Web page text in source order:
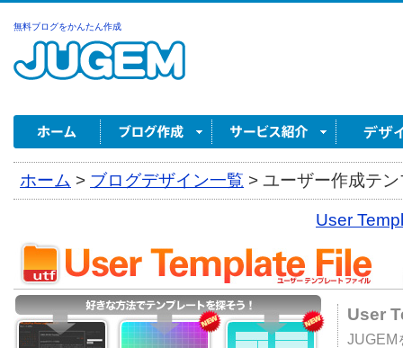
無料ブログをかんたん作成
ホーム > ブログデザイン一覧 > ユーザー作成テ
User
User
JUGEM